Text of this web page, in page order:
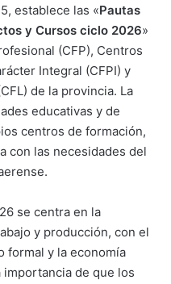
establece las «Pautas
y Cursos ciclo 2026»
(CFP), Centros
Integral (CFPI) y
de la provincia. La
educativas y de
centros de formación,
con las necesidades del
se centra en la
y producción, con el
formal y la economía
importancia de que los